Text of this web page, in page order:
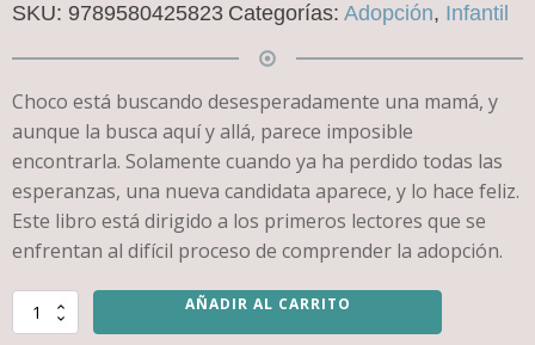
SKU: 9789580425823 Categorías: Adopción, Infantil
Choco está buscando desesperadamente una mamá, y
aunque la busca aquí y allá, parece imposible
encontrarla. Solamente cuando ya ha perdido todas las
esperanzas, una nueva candidata aparece, y lo hace feliz.
Este libro está dirigido a los primeros lectores que se
enfrentan al difícil proceso de comprender la adopción.
CHOCO
ENCUENTRA
AÑADIR AL CARRITO